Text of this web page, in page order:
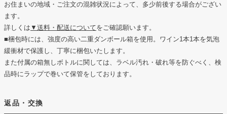
お住まいの地域・ご注文の混雑状況によって、多少前後する場合がござい
ます。
詳しくは ▼送料・配送についてをご確認願います。
■梱包時には、強度の高い二重ダンボール箱を使用。ワイン1本1本を気泡
緩衝材で保護し、丁寧に梱包いたします。
また付属の箱無しボトルに関しては、ラベル汚れ・破れ等を防ぐべく、検
品時にラップで巻いて保管をしております。
返品・交換